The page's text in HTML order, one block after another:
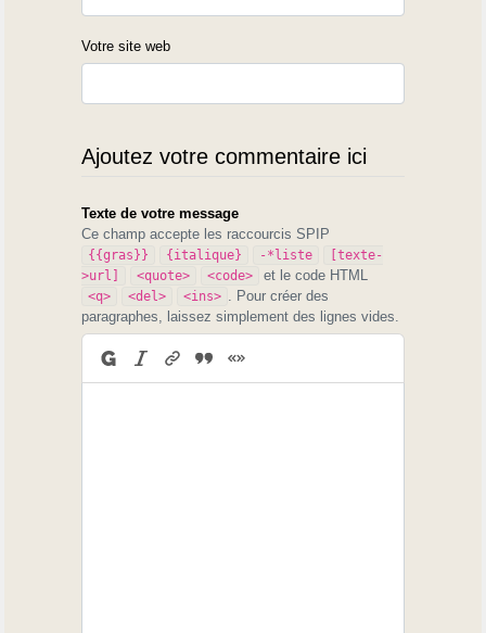
Votre site web
Ajoutez votre commentaire ici
Texte de votre message
Ce champ accepte les raccourcis SPIP
{{gras}} {italique} -*liste
[texte-
>url]
<quote> <code> et le code HTML
<q> <del> <ins>
. Pour créer des
paragraphes, laissez simplement des lignes vides.